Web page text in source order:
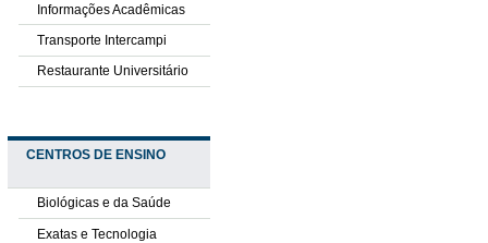
Informações Acadêmicas
Transporte Intercampi
Restaurante Universitário
CENTROS DE ENSINO
Biológicas e da Saúde
Exatas e Tecnologia